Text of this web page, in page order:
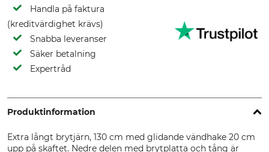
Handla på faktura
(kreditvärdighet krävs)
Snabba leveranser
Säker betalning
Expertråd
Produktinformation
Extra långt brytjärn, 130 cm med glidande vändhake 20 cm
upp på skaftet. Nedre delen med brytplatta och tång är